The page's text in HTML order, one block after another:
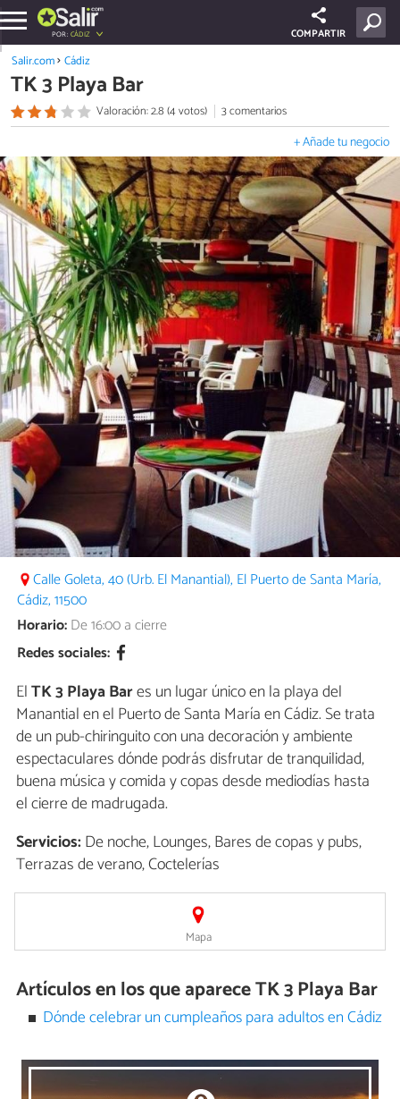
POR: CÁDIZ COMPARTIR
Salir.com Cádiz
TK 3 Playa Bar
Valoración: 2.8 (4 votos) 3 comentarios
+ Añade tu negocio
Calle Goleta, 40 (Urb. El Manantial), El Puerto de Santa María,
Cádiz, 11500
Horario:De 16:00 a cierre
Redes sociales:
ElTK 3 Playa Bares un lugar único en la playa del
Manantial en el Puerto de Santa María en Cádiz. Se trata
de un pub-chiringuito con una decoración y ambiente
espectaculares dónde podrás disfrutar de tranquilidad,
buena música y comida y copas desde mediodías hasta
el cierre de madrugada.
Servicios:De noche, Lounges, Bares de copas y pubs,
Terrazas de verano, Coctelerías
Mapa
Artículos en los que aparece TK 3 Playa Bar
Dónde celebrar un cumpleaños para adultos en Cádiz